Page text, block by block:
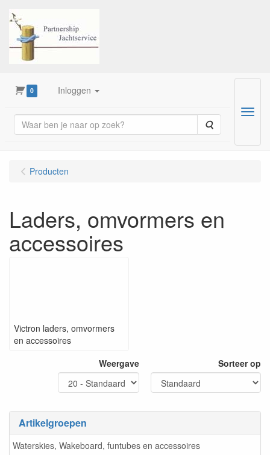
0 Inloggen
Zoeken
Menu
Artikelgroepen
Waterskies, Wakeboard, funtubes en accessoires
Producten
Laders, omvormers en
accessoires
Victron laders, omvormers
en accessoires
Weergave
Sorteer op